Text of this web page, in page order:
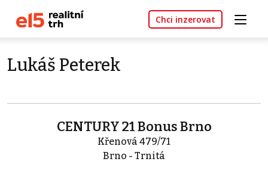
Chci inzerovat
Lukáš Peterek
CENTURY 21 Bonus Brno
Křenová 479/71
Brno - Trnitá